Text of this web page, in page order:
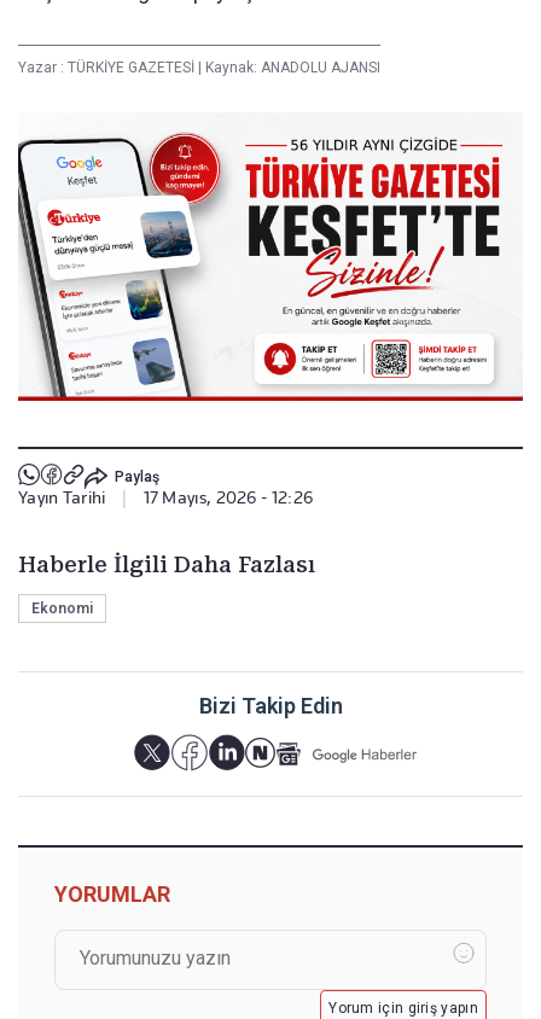
Yazar : TÜRKİYE GAZETESİ | Kaynak: ANADOLU AJANSI
Paylaş
Yayın Tarihi 17 Mayıs, 2026 - 12:26
Haberle İlgili Daha Fazlası
Ekonomi
Bizi Takip Edin
YORUMLAR
Yorum için giriş yapın